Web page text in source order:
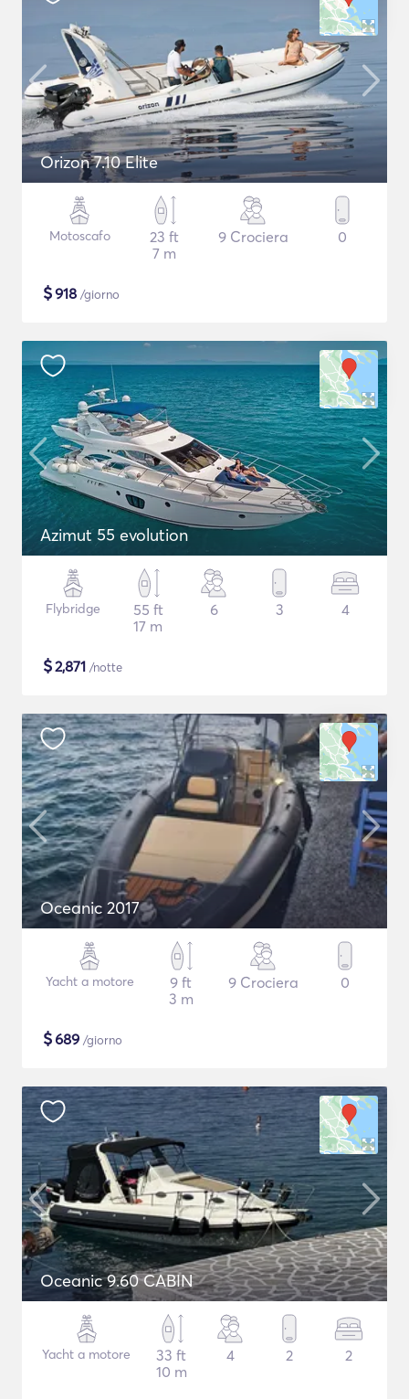
Orizon 7.10 Elite
Motoscafo
23 ft
7 m
9 Crociera 0
$918 /giorno
Azimut 55 evolution
Flybridge
55 ft
17 m
6 3 4
$2,871 /notte
Oceanic 2017
Yacht a motore
9 ft
3 m
9 Crociera 0
$689 /giorno
Oceanic 9.60 CABIN
Yacht a motore
33 ft
10 m
4 2 2